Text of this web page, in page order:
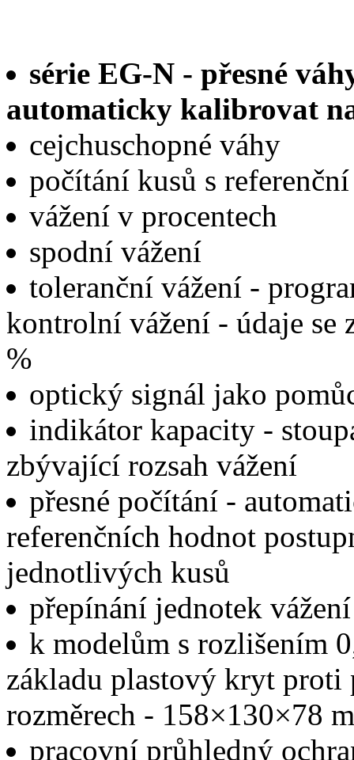
série EG-N - přesné
automaticky kalibrovat
cejchuschopné váhy
počítání kusů s
vážení v procentech
spodní vážení
toleranční vážení -
kontrolní vážení - údaje se
%
optický signál jako
indikátor kapacity -
zbývající rozsah vážení
přesné počítání -
referenčních hodnot
jednotlivých kusů
přepínání jednotek vážení
k modelům s rozlišením
základu plastový kryt proti
rozměrech - 158×130×78
pracovní průhledný